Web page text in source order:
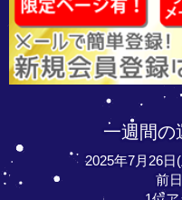
一週間の
2025年7月26日
前